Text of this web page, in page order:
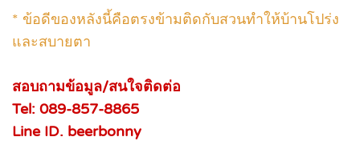
* ข้อดีของหลังนี้คือตรงข้ามติดกับสวนทำให้บ้านโปร่ง
และสบายตา
สอบถามข้อมูล/สนใจติดต่อ
Tel: 089-857-8865
Line ID. beerbonny